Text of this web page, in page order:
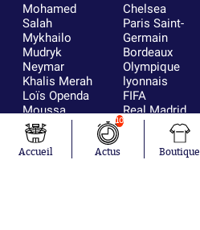
Mohamed
Salah
Mykhailo
Mudryk
Neymar
Khalis Merah
Loïs Openda
Moussa
Niakhaté
Nicolás
Tagliafico
Chelsea
Paris Saint-
Germain
Bordeaux
Olympique
lyonnais
FIFA
Real Madrid
RC Strasbourg
Accueil
10
Actus Boutique